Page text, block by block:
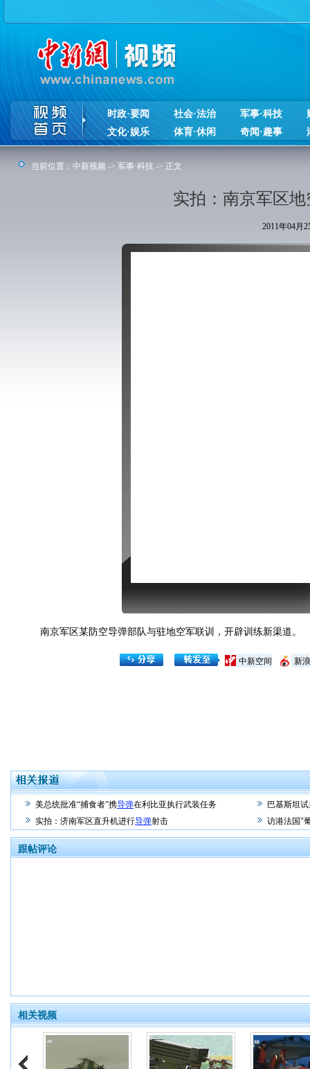
时政·要闻 社会·法治 军事·科技
文化·娱乐
体育·休闲 奇闻·趣事
当前位置： 中新视频 -> 军事·科技 -> 正文
实拍：南京军区
2011年04月
南京军区某防空导弹部队与驻地空军联训，开辟训练新渠道。
新
中新空间
美总统批准“捕食者”携导弹在利比亚执行武装任务
巴基斯坦
实拍：济南军区直升机进行导弹射击 访港法国"
跟帖评论
相关视频